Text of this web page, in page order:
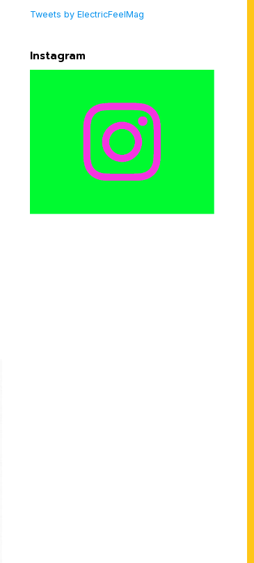
Tweets by ElectricFeelMag
Instagram